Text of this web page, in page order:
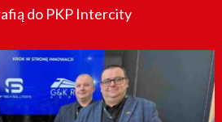
do PKP Intercity